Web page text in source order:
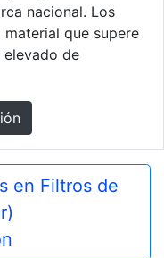
nacional. Los
que supere
de
en Filtros de